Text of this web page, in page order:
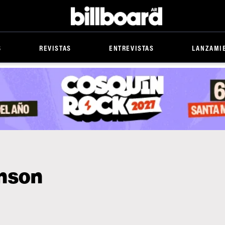
Billboard
REVISTAS ENTREVISTAS